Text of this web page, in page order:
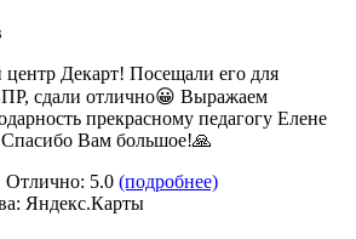
Декарт! Посещали его для
сдали отлично😀 Выражаем
прекрасному педагогу Елене
Вам большое!🙏
Отлично: 5.0 (подробнее)
Яндекс.Карты